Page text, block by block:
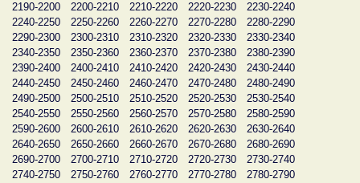
2190-2200
2200-2210 2210-2220 2220-2230
2230-2240
2240-2250
2250-2260 2260-2270 2270-2280
2280-2290
2290-2300
2300-2310 2310-2320 2320-2330
2330-2340
2340-2350
2350-2360 2360-2370 2370-2380
2380-2390
2390-2400
2400-2410 2410-2420 2420-2430
2430-2440
2440-2450
2450-2460 2460-2470 2470-2480
2480-2490
2490-2500
2500-2510 2510-2520 2520-2530
2530-2540
2540-2550
2550-2560 2560-2570 2570-2580
2580-2590
2590-2600
2600-2610 2610-2620 2620-2630
2630-2640
2640-2650
2650-2660 2660-2670 2670-2680
2680-2690
2690-2700
2700-2710 2710-2720 2720-2730
2730-2740
2740-2750
2750-2760 2760-2770 2770-2780
2780-2790